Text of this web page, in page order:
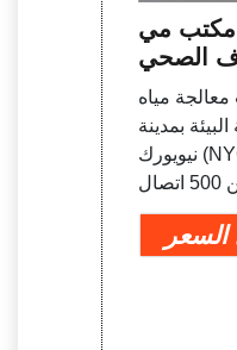
مكتب مي
الصحي
معالجة مياه
بمدينة
نيويورك (NYC DEP) منطقة سياتل الكبرى